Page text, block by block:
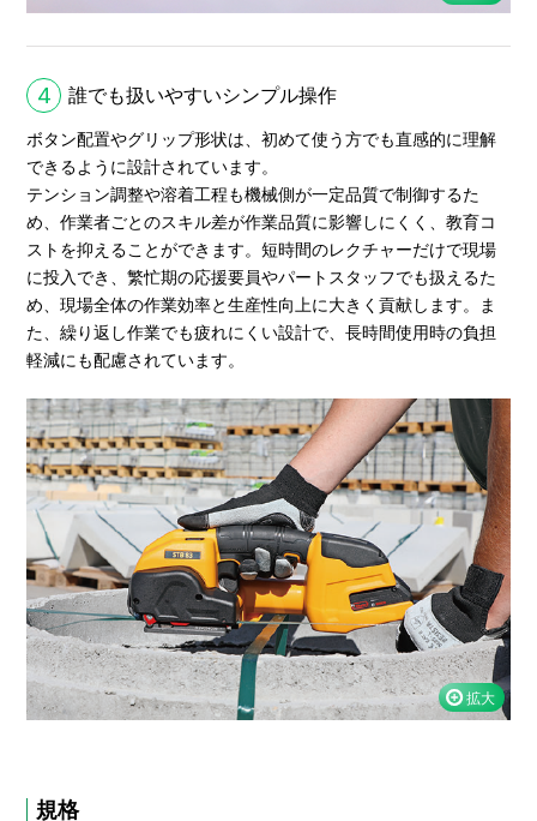
4 誰でも扱いやすいシンプル操作
ボタン配置やグリップ形状は、初めて使う方でも直感的に理解
できるように設計されています。
テンション調整や溶着工程も機械側が一定品質で制御するた
め、作業者ごとのスキル差が作業品質に影響しにくく、教育コ
ストを抑えることができます。短時間のレクチャーだけで現場
に投入でき、繁忙期の応援要員やパートスタッフでも扱えるた
め、現場全体の作業効率と生産性向上に大きく貢献します。ま
た、繰り返し作業でも疲れにくい設計で、長時間使用時の負担
軽減にも配慮されています。
規格